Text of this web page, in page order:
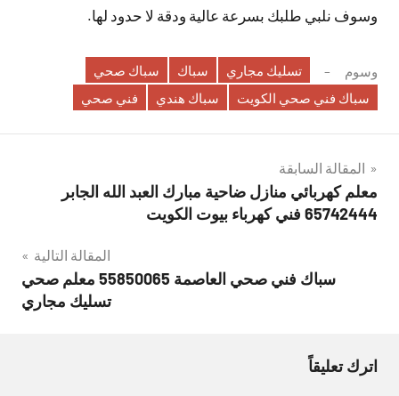
وسوف نلبي طلبك بسرعة عالية ودقة لا حدود لها.
وسوم تسليك مجاري سباك
سباك صحي
سباك فني صحي الكويت
سباك هندي فني صحي
تصفّح
المقالات
المقالة السابقة
معلم كهربائي منازل ضاحية مبارك العبد الله الجابر
65742444 فني كهرباء بيوت الكويت
المقالة التالية
سباك فني صحي العاصمة 55850065 معلم صحي
تسليك مجاري
اترك تعليقاً